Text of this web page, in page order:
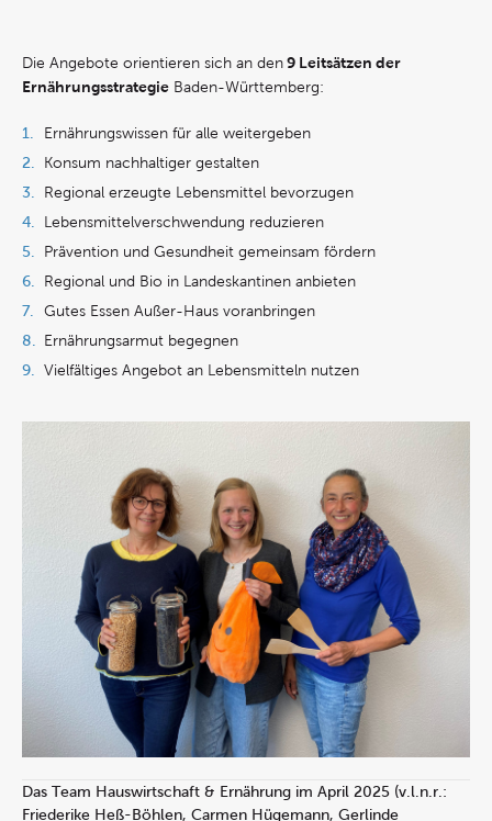
Die Angebote orientieren sich an den 9 Leitsätzen der
Ernährungsstrategie Baden-Württemberg:
Ernährungswissen für alle weitergeben
Konsum nachhaltiger gestalten
Regional erzeugte Lebensmittel bevorzugen
Lebensmittelverschwendung reduzieren
Prävention und Gesundheit gemeinsam fördern
Regional und Bio in Landeskantinen anbieten
Gutes Essen Außer-Haus voranbringen
Ernährungsarmut begegnen
Vielfältiges Angebot an Lebensmitteln nutzen
Das Team Hauswirtschaft & Ernährung im April 2025 (v.l.n.r.:
Friederike Heß-Böhlen, Carmen Hügemann, Gerlinde